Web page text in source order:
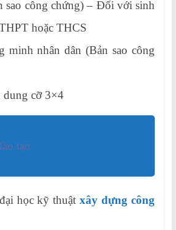
sao công chứng) – Đối với sinh
hoặc THCS
minh nhân dân (Bản sao công
dung cỡ 3×4
tạo
học kỹ thuật xây dựng công